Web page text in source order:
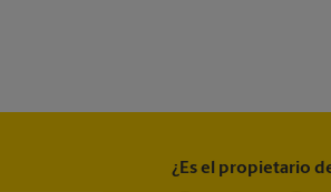
¿Es el propietario